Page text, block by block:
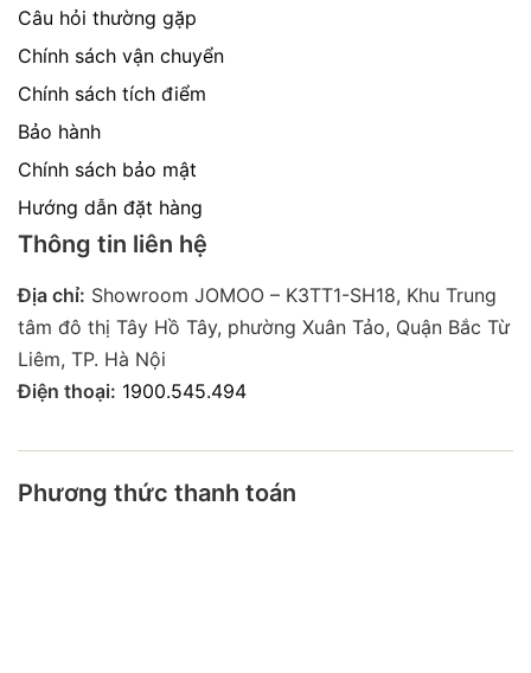
Câu hỏi thường gặp
Chính sách vận chuyển
Chính sách tích điểm
Bảo hành
Chính sách bảo mật
Hướng dẫn đặt hàng
Thông tin liên hệ
Địa chỉ: Showroom JOMOO – K3TT1-SH18, Khu Trung
tâm đô thị Tây Hồ Tây, phường Xuân Tảo, Quận Bắc Từ
Liêm, TP. Hà Nội
Điện thoại: 1900.545.494
Phương thức thanh toán